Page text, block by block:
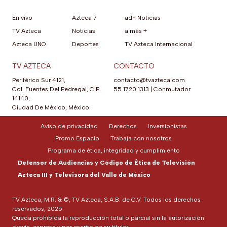
En vivo
TV Azteca
Azteca UNO
Azteca 7
Noticias
Deportes
adn Noticias
a más +
TV Azteca Internacional
TV AZTECA
Periférico Sur 4121,
Col. Fuentes Del Pedregal, C.P.
14140,
Ciudad De México, México.
CONTACTO
contacto@tvazteca.com
55 1720 1313
Conmutador
TV Azteca, M.R. & ©, TV Azteca, S.A.B. de C.V. Todos los derechos
reservados, 2025.
Queda prohibida la reproducción total o parcial sin la autorización
Aviso de privacidad Derechos
Inversionistas
Promo Espacio
Trabaja con nosotros
Programa de ética, integridad y cumplimiento
Defensor de Audiencias y Código de Ética de Televisión
Azteca III y Televisora del Valle de México